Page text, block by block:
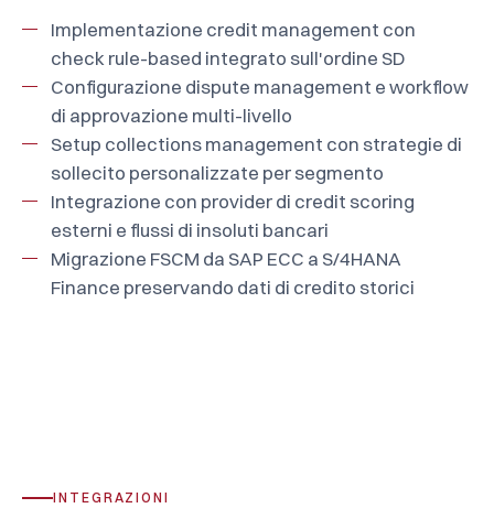
Implementazione credit management con
check rule-based integrato sull'ordine SD
Configurazione dispute management e workflow
di approvazione multi-livello
Setup collections management con strategie di
sollecito personalizzate per segmento
Integrazione con provider di credit scoring
esterni e flussi di insoluti bancari
Migrazione FSCM da SAP ECC a S/4HANA
Finance preservando dati di credito storici
INTEGRAZIONI